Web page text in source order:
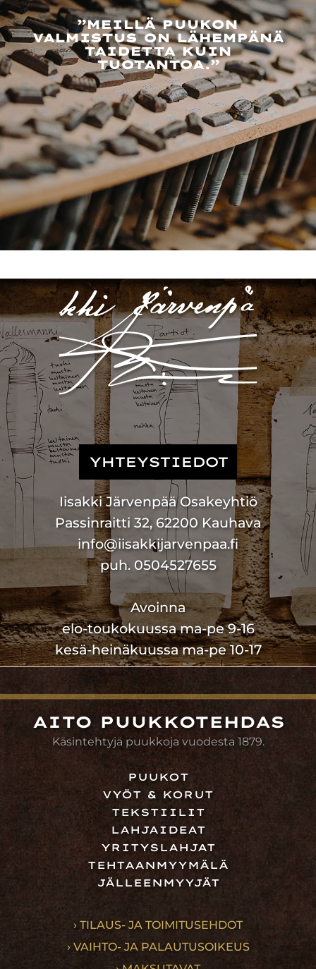
”MEILLÄ PUUKON
VALMISTUS ON LÄHEMPÄNÄ
TAIDETTA KUIN
TUOTANTOA.”
YHTEYSTIEDOT
Iisakki Järvenpää Osakeyhtiö
Passinraitti 32, 62200 Kauhava
info@iisakkijarvenpaa.fi
puh. 0504527655
Avoinna
elo-toukokuussa ma-pe 9-16
kesä-heinäkuussa ma-pe 10-17
AITO PUUKKOTEHDAS
Käsintehtyjä puukkoja vuodesta 1879.
PUUKOT
VYÖT & KORUT
TEKSTIILIT
LAHJAIDEAT
YRITYSLAHJAT
TEHTAANMYYMÄLÄ
JÄLLEENMYYJÄT
› TILAUS- JA TOIMITUSEHDOT
› VAIHTO- JA PALAUTUSOIKEUS